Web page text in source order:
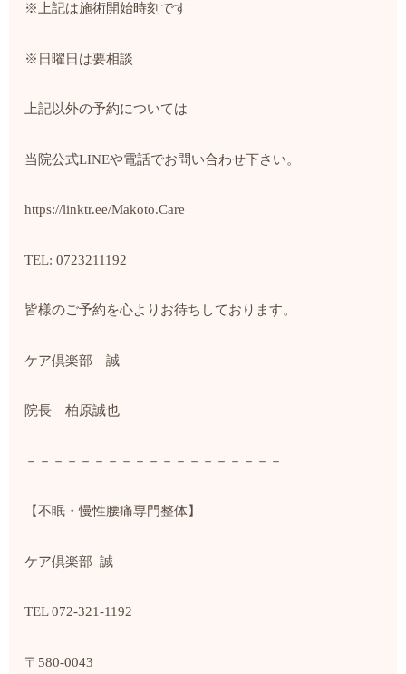
※上記は施術開始時刻です
※日曜日は要相談
上記以外の予約については
当院公式LINEや電話でお問い合わせ下さい。
https://linktr.ee/Makoto.Care
TEL: 0723211192
皆様のご予約を心よりお待ちしております。
ケア倶楽部 誠
院長 柏原誠也
－－－－－－－－－－－－－－－－－－－
【不眠・慢性腰痛専門整体】
ケア倶楽部 誠
TEL 072-321-1192
〒580-0043